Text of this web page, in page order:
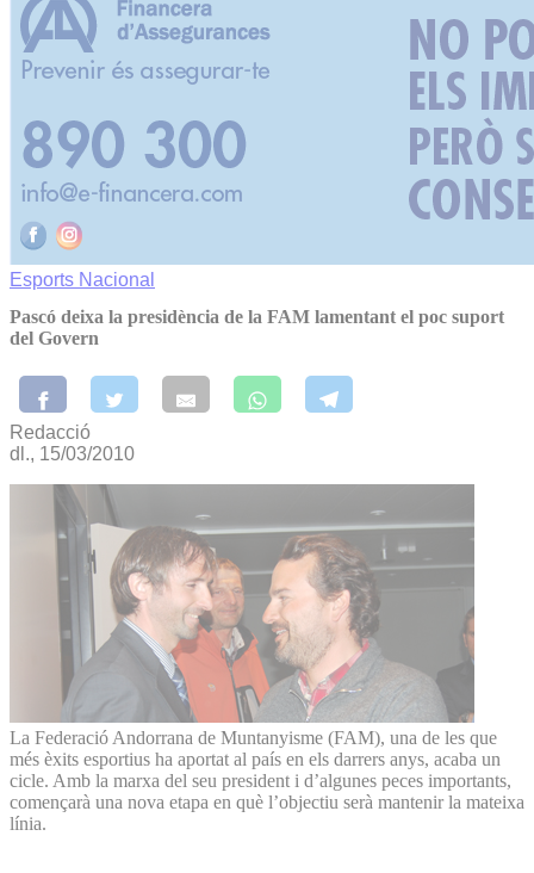
Esports Nacional
Pascó deixa la presidència de la FAM lamentant el poc suport
del Govern
Redacció
dl., 15/03/2010
La Federació Andorrana de Muntanyisme (FAM), una de les que
més èxits esportius ha aportat al país en els darrers anys, acaba un
cicle. Amb la marxa del seu president i d’algunes peces importants,
començarà una nova etapa en què l’objectiu serà mantenir la mateixa
línia.